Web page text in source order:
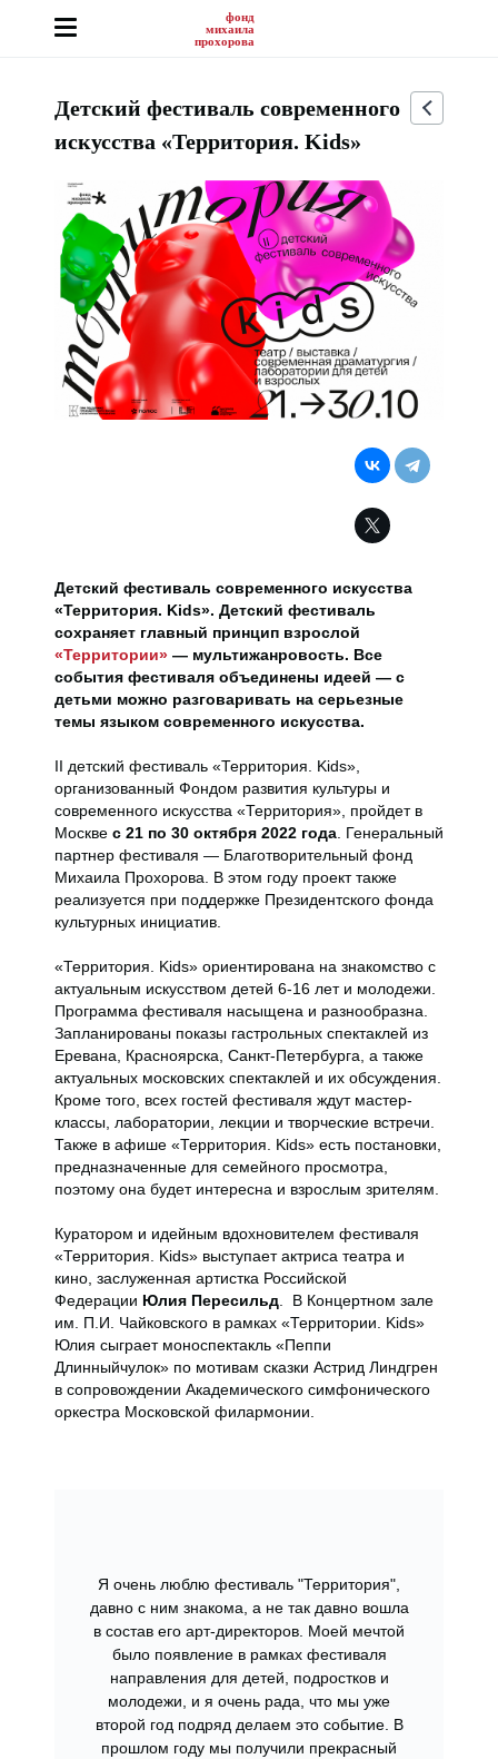
фонд
михаила
прохорова
Детский фестиваль современного
искусства «Территория. Kids»
Детский фестиваль современного искусства
«Территория. Kids». Детский фестиваль
сохраняет главный принцип взрослой
«Территории» — мультижанровость. Все
события фестиваля объединены идеей — с
детьми можно разговаривать на серьезные
темы языком современного искусства.
II детский фестиваль «Территория. Kids»,
организованный Фондом развития культуры и
современного искусства «Территория», пройдет в
Москве с 21 по 30 октября 2022 года. Генеральный
партнер фестиваля — Благотворительный фонд
Михаила Прохорова. В этом году проект также
реализуется при поддержке Президентского фонда
культурных инициатив.
«Территория. Kids» ориентирована на знакомство с
актуальным искусством детей 6-16 лет и молодежи.
Программа фестиваля насыщена и разнообразна.
Запланированы показы гастрольных спектаклей из
Еревана, Красноярска, Санкт-Петербурга, а также
актуальных московских спектаклей и их обсуждения.
Кроме того, всех гостей фестиваля ждут мастер-
классы, лаборатории, лекции и творческие встречи.
Также в афише «Территория. Kids» есть постановки,
предназначенные для семейного просмотра,
поэтому она будет интересна и взрослым зрителям.
Куратором и идейным вдохновителем фестиваля
«Территория. Kids» выступает актриса театра и
кино, заслуженная артистка Российской
Федерации Юлия Пересильд. В Концертном зале
им. П.И. Чайковского в рамках «Территории. Kids»
Юлия сыграет моноспектакль «Пеппи
Длинныйчулок» по мотивам сказки Астрид Линдгрен
в сопровождении Академического симфонического
оркестра Московской филармонии.
Я очень люблю фестиваль "Территория",
давно с ним знакома, а не так давно вошла
в состав его арт-директоров. Моей мечтой
было появление в рамках фестиваля
направления для детей, подростков и
молодежи, и я очень рада, что мы уже
второй год подряд делаем это событие. В
прошлом году мы получили прекрасный